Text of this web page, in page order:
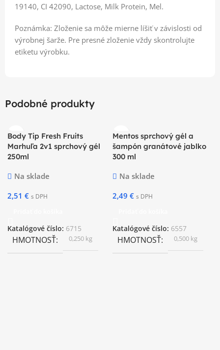
19140, CI 42090, Lactose, Milk Protein, Mel.
Poznámka: Zloženie sa môže mierne líšiť v závislosti od
výrobnej šarže. Pre presné zloženie vždy skontrolujte
etiketu výrobku.
Podobné produkty
Body Tip Fresh Fruits
Marhuľa 2v1 sprchový gél
250ml
Na sklade
2,51 € s DPH
Katalógové číslo: 6715
HMOTNOSŤ 0,250 kg
Mentos sprchový gél a
šampón granátové jablko
300 ml
Na sklade
2,49 € s DPH
Katalógové číslo: 6557
HMOTNOSŤ 0,500 kg